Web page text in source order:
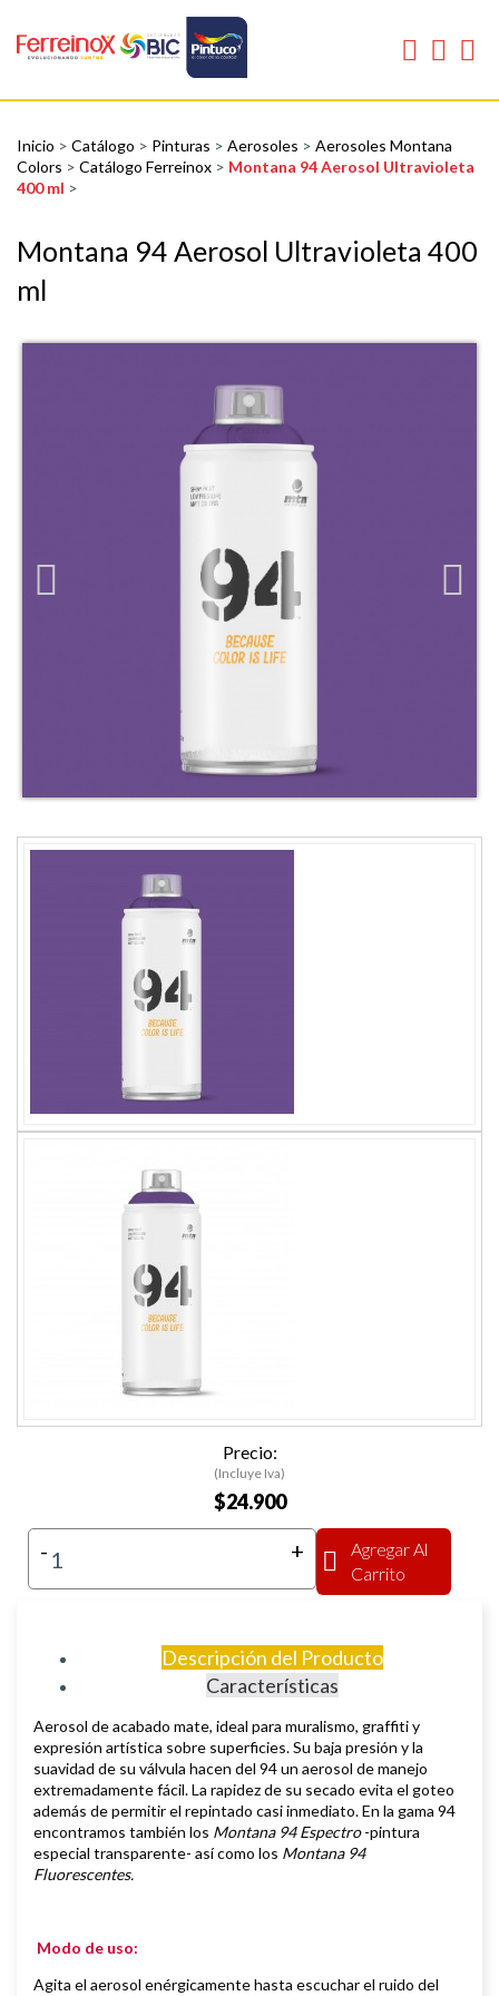
Inicio > Catálogo > Pinturas > Aerosoles > Aerosoles Montana
Colors > Catálogo Ferreinox > Montana 94 Aerosol Ultravioleta
400 ml >
Montana 94 Aerosol Ultravioleta 400
ml
Precio:
(Incluye Iva)
$24.900
- +
Agregar Al
Carrito
Descripción del Producto
Características
Aerosol deacabado mate, ideal para muralismo, graffiti y
expresión artística sobre superficies.Su baja presión y la
suavidad de su válvula hacen del 94 un aerosol de manejo
extremadamente fácil. La rapidez de su secado evita el goteo
además de permitir el repintado casi inmediato.En la gama 94
encontramos también los Montana 94 Espectro-pintura
especial transparente- así como los Montana 94
Fluorescentes.
Modo de uso:
Agita el aerosol enérgicamente hasta escuchar el ruido del